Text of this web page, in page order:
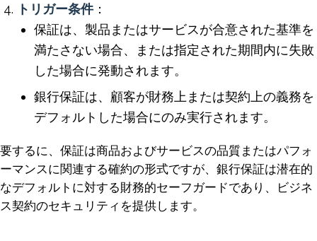
トリガー条件：
保証は、製品またはサービスが合意された基準を
満たさない場合、または指定された期間内に失敗
した場合に発動されます。
銀行保証は、顧客が財務上または契約上の義務を
デフォルトした場合にのみ実行されます。
要するに、保証は商品およびサービスの品質またはパフォ
ーマンスに関連する確約の形式ですが、銀行保証は潜在的
なデフォルトに対する財務的セーフガードであり、ビジネ
ス契約のセキュリティを提供します。